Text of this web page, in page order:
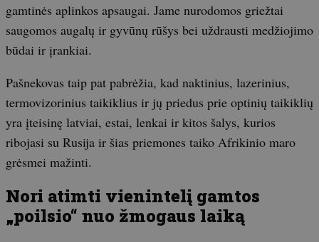
gamtinės aplinkos apsaugai. Jame nurodomos griežtai
saugomos augalų ir gyvūnų rūšys bei uždrausti medžiojimo
būdai ir įrankiai.
Pašnekovas taip pat pabrėžia, kad naktinius, lazerinius,
termovizorinius taikiklius ir jų priedus prie optinių taikiklių
yra įteisinę latviai, estai, lenkai ir kitos šalys, kurios
ribojasi su Rusija ir šias priemones taiko Afrikinio maro
grėsmei mažinti.
Nori atimti vienintelį gamtos
„poilsio“ nuo žmogaus laiką